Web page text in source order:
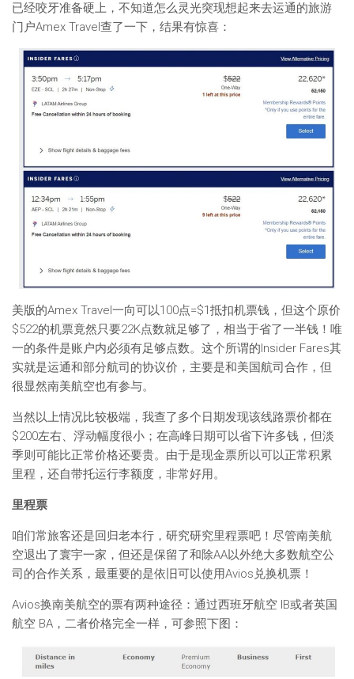
已经咬牙准备硬上，不知道怎么灵光突现想起来去运通的旅游
门户Amex Travel查了一下，结果有惊喜：
美版的Amex Travel一向可以100点=$1抵扣机票钱，但这个原价
$522的机票竟然只要22K点数就足够了，相当于省了一半钱！唯
一的条件是账户内必须有足够点数。这个所谓的Insider Fares其
实就是运通和部分航司的协议价，主要是和美国航司合作，但
很显然南美航空也有参与。
当然以上情况比较极端，我查了多个日期发现该线路票价都在
$200左右、浮动幅度很小；在高峰日期可以省下许多钱，但淡
季则可能比正常价格还要贵。由于是现金票所以可以正常积累
里程，还自带托运行李额度，非常好用。
里程票
咱们常旅客还是回归老本行，研究研究里程票吧！尽管南美航
空退出了寰宇一家，但还是保留了和除AA以外绝大多数航空公
司的合作关系，最重要的是依旧可以使用Avios兑换机票！
Avios换南美航空的票有两种途径：通过西班牙航空 IB或者英国
航空 BA，二者价格完全一样，可参照下图：